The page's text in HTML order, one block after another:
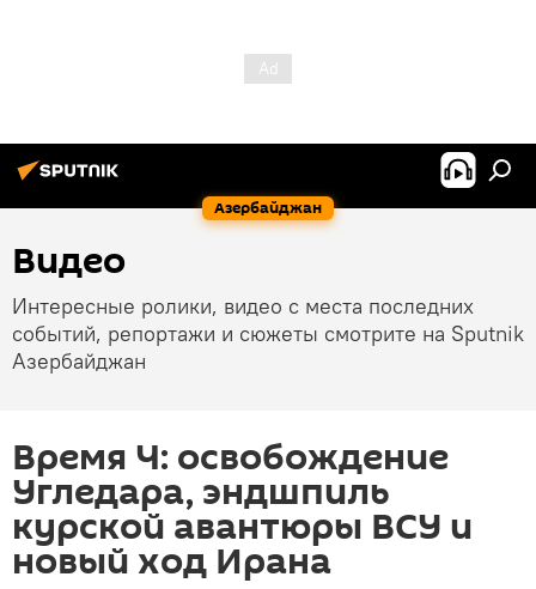
Азербайджан
Видео
Интересные ролики, видео с места последних
событий, репортажи и сюжеты смотрите на Sputnik
Азербайджан
Время Ч: освобождение
Угледара, эндшпиль
курской авантюры ВСУ и
новый ход Ирана